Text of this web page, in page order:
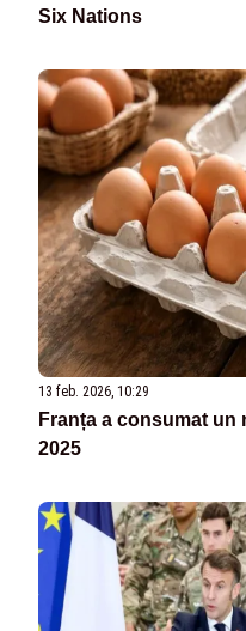
Six Nations
13 feb. 2026, 10:29
Franța a consumat un
2025